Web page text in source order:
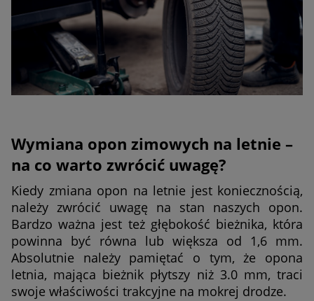
Wymiana opon zimowych na letnie –
na co warto zwrócić uwagę?
Kiedy zmiana opon na letnie jest koniecznością,
należy zwrócić uwagę na stan naszych opon.
Bardzo ważna jest też głębokość bieżnika, która
powinna być równa lub większa od 1,6 mm.
Absolutnie należy pamiętać o tym, że opona
letnia, mająca bieżnik płytszy niż 3.0 mm, traci
swoje właściwości trakcyjne na mokrej drodze.